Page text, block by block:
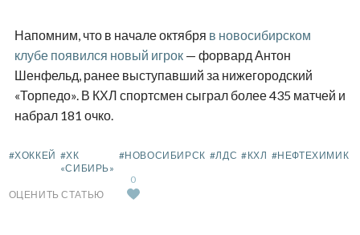
Напомним, что в начале октября в новосибирском
клубе появился новый игрок— форвард Антон
Шенфельд, ранее выступавший за нижегородский
«Торпедо». В КХЛ спортсмен сыграл более 435 матчей и
набрал 181 очко.
#ХОККЕЙ #ХК
«СИБИРЬ»
#НОВОСИБИРСК #ЛДС #КХЛ #НЕФТЕХИМИК
ОЦЕНИТЬ СТАТЬЮ
0